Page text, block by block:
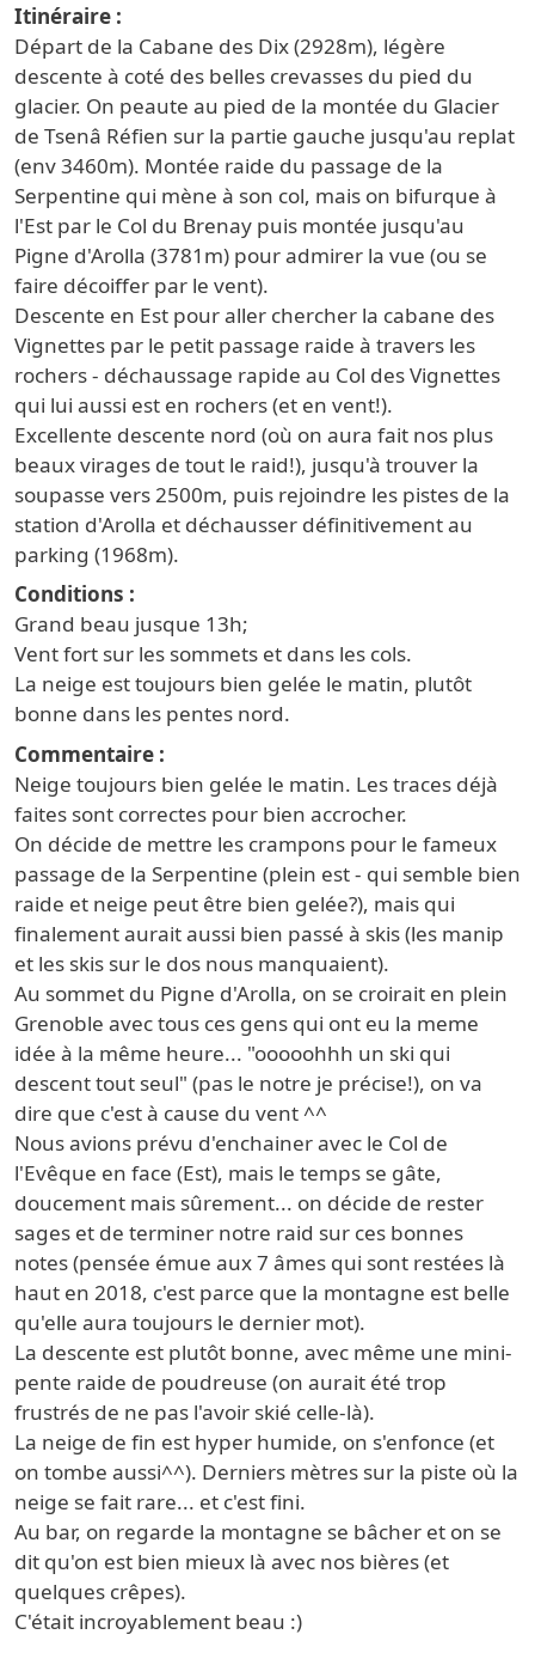
Itinéraire
Départ de la Cabane des Dix (2928m), légère
descente à coté des belles crevasses du pied du
glacier. On peaute au pied de la montée du Glacier
de Tsenâ Réfien sur la partie gauche jusqu'au replat
(env 3460m). Montée raide du passage de la
Serpentine qui mène à son col, mais on bifurque à
l'Est par le Col du Brenay puis montée jusqu'au
Pigne d'Arolla (3781m) pour admirer la vue (ou se
faire décoiffer par le vent).
Descente en Est pour aller chercher la cabane des
Vignettes par le petit passage raide à travers les
rochers - déchaussage rapide au Col des Vignettes
qui lui aussi est en rochers (et en vent!).
Excellente descente nord (où on aura fait nos plus
beaux virages de tout le raid!), jusqu'à trouver la
soupasse vers 2500m, puis rejoindre les pistes de la
station d'Arolla et déchausser définitivement au
parking (1968m).
Conditions
Grand beau jusque 13h;
Vent fort sur les sommets et dans les cols.
La neige est toujours bien gelée le matin, plutôt
bonne dans les pentes nord.
Commentaire
Neige toujours bien gelée le matin. Les traces déjà
faites sont correctes pour bien accrocher.
On décide de mettre les crampons pour le fameux
passage de la Serpentine (plein est - qui semble bien
raide et neige peut être bien gelée?), mais qui
finalement aurait aussi bien passé à skis (les manip
et les skis sur le dos nous manquaient).
Au sommet du Pigne d'Arolla, on se croirait en plein
Grenoble avec tous ces gens qui ont eu la meme
idée à la même heure... "ooooohhh un ski qui
descent tout seul" (pas le notre je précise!), on va
dire que c'est à cause du vent ^^
Nous avions prévu d'enchainer avec le Col de
l'Evêque en face (Est), mais le temps se gâte,
doucement mais sûrement... on décide de rester
sages et de terminer notre raid sur ces bonnes
notes (pensée émue aux 7 âmes qui sont restées là
haut en 2018, c'est parce que la montagne est belle
qu'elle aura toujours le dernier mot).
La descente est plutôt bonne, avec même une mini-
pente raide de poudreuse (on aurait été trop
frustrés de ne pas l'avoir skié celle-là).
La neige de fin est hyper humide, on s'enfonce (et
on tombe aussi^^). Derniers mètres sur la piste où la
neige se fait rare... et c'est fini.
Au bar, on regarde la montagne se bâcher et on se
dit qu'on est bien mieux là avec nos bières (et
quelques crêpes).
C'était incroyablement beau :)